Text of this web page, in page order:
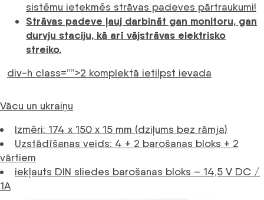
sistēmu ietekmēs strāvas padeves pārtraukumi!
Strāvas padeve ļauj darbināt gan monitoru, gan
durvju staciju, kā arī vājstrāvas elektrisko
streiko.
div-h class=””>2 komplektā ietilpst ievada
Vācu un ukraiņu
Izmēri: 174 x 150 x 15 mm (dziļums bez rāmja)
Uzstādīšanas veids: 4 + 2 barošanas bloks + 2
vārtiem
iekļauts DIN sliedes barošanas bloks – 14,5 V DC /
1A